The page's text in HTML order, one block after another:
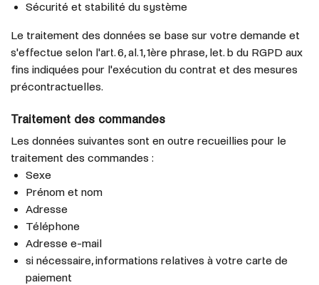
Sécurité et stabilité du système
Le traitement des données se base sur votre demande et
s'effectue selon l'art. 6, al. 1, 1ère phrase, let. b du RGPD aux
fins indiquées pour l'exécution du contrat et des mesures
précontractuelles.
Traitement des commandes
Les données suivantes sont en outre recueillies pour le
traitement des commandes :
Sexe
Prénom et nom
Adresse
Téléphone
Adresse e-mail
si nécessaire, informations relatives à votre carte de
paiement